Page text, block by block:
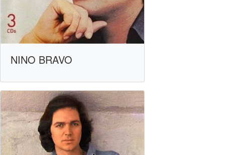
NINO BRAVO